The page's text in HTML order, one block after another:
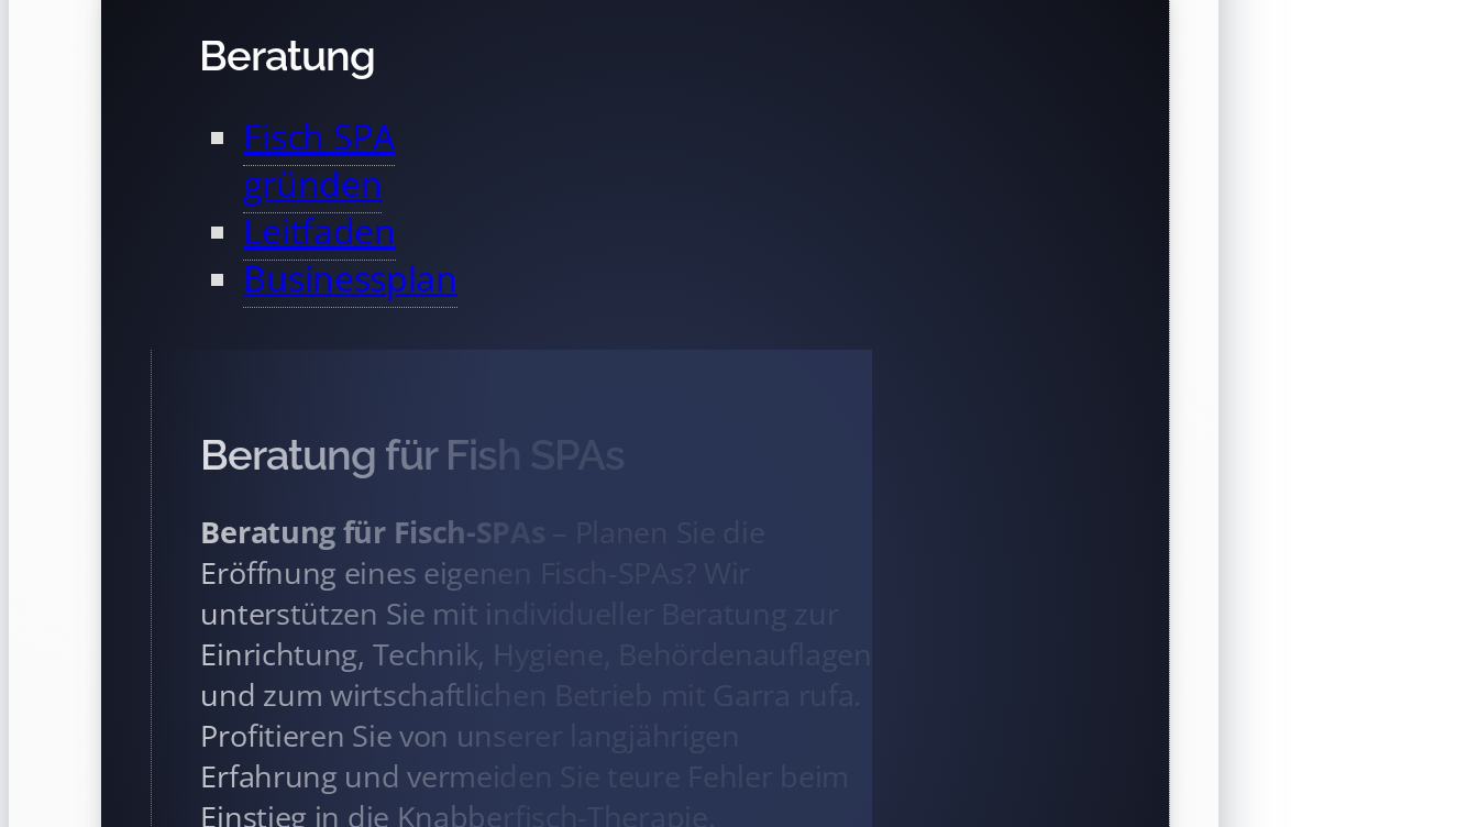
Beratung
Fisch SPA
gründen
Leitfaden
Businessplan
Beratung für Fish SPAs
Beratung für Fisch-SPAs
Eröffnung eines eigenen Fisch-SPAs? Wir
unterstützen Sie mit individueller Beratung zur
Einrichtung, Technik, Hygiene, Behördenauflagen
und zum wirtschaftlichen Betrieb mit Garra rufa.
Profitieren Sie von unserer langjährigen
Erfahrung und vermeiden Sie teure Fehler beim
Einstieg in die Knabberfisch-Therapie.